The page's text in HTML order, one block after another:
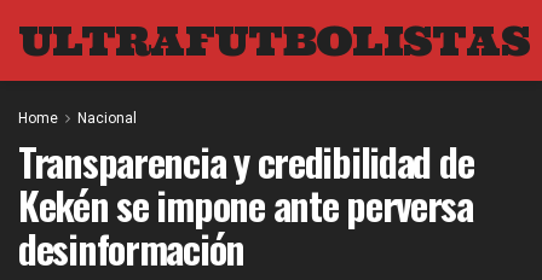
ULTRAFUTBOLISTAS
Home Nacional
Transparencia y credibilidad de
Kekén se impone ante perversa
desinformación